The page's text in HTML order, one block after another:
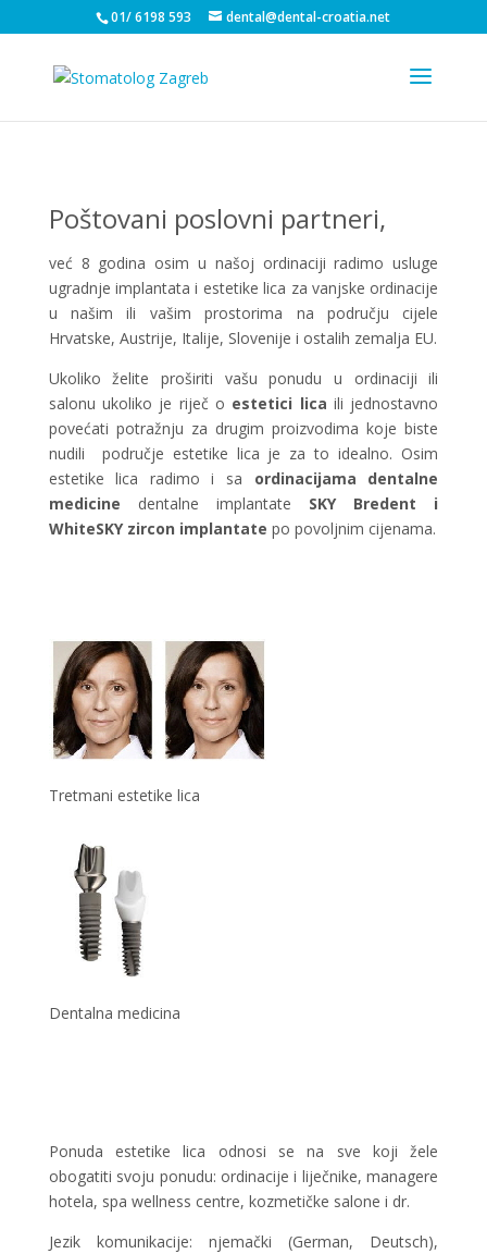
01/ 6198 593 dental@dental-croatia.net
Poštovani poslovni partneri,
već 8 godina osim u našoj ordinaciji radimo usluge
ugradnje implantata i estetike lica za vanjske ordinacije
u našim ili vašim prostorima na području cijele
Hrvatske, Austrije, Italije, Slovenije i ostalih zemalja EU.
Ukoliko želite proširiti vašu ponudu u ordinaciji ili
salonu ukoliko je riječ o estetici lica ili jednostavno
povećati potražnju za drugim proizvodima koje biste
nudili područje estetike lica je za to idealno. Osim
estetike lica radimo i sa ordinacijama dentalne
medicine dentalne implantate SKY Bredent i
WhiteSKY zircon implantate po povoljnim cijenama.
Tretmani estetike lica
Dentalna medicina
Ponuda estetike lica odnosi se na sve koji žele
obogatiti svoju ponudu: ordinacije i liječnike, managere
hotela, spa wellness centre, kozmetičke salone i dr.
Jezik komunikacije: njemački (German, Deutsch),